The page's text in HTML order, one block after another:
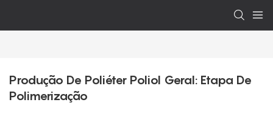
Produção De Poliéter Poliol Geral: Etapa De
Polimerização